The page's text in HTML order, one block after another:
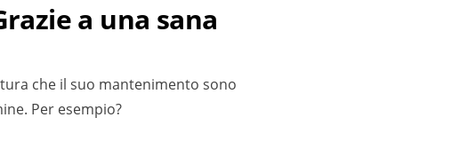
a una sana
che il suo mantenimento sono
Per esempio?